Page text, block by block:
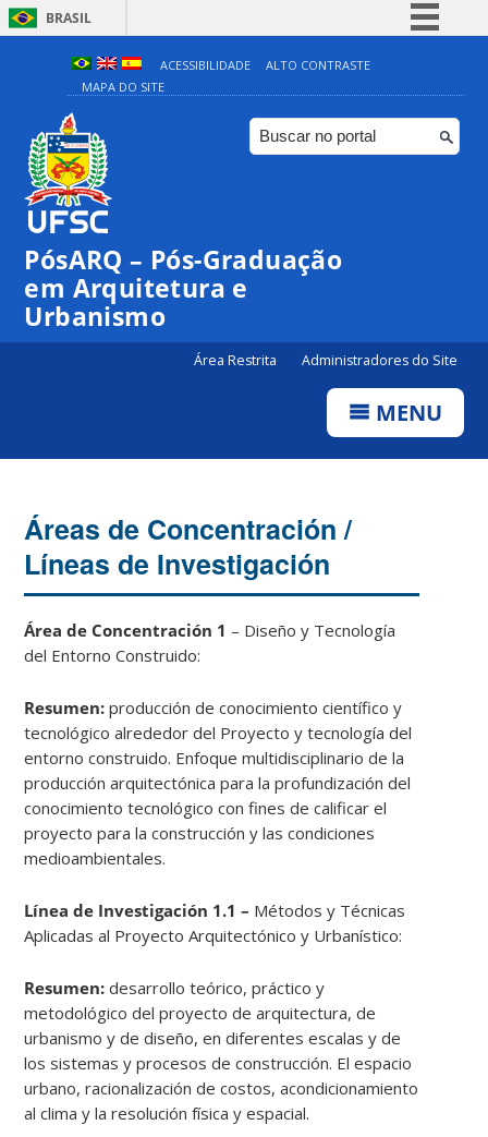
BRASIL
Simplifique!
Comunica BR
Participe
ACESSIBILIDADE
ALTO CONTRASTE
MAPA DO SITE
PósARQ – Pós-Graduação
em Arquitetura e
Urbanismo
Área Restrita Administradores do Site
MENU
Áreas de Concentración /
Líneas de Investigación
Área de Concentración 1 – Diseño y Tecnología
del Entorno Construido:
Resumen:producción de conocimiento científico y
tecnológico alrededor del Proyecto y tecnología del
entorno construido. Enfoque multidisciplinario de la
producción arquitectónica para la profundización del
conocimiento tecnológico con fines de calificar el
proyecto para la construcción y las condiciones
medioambientales.
Línea de Investigación 1.1 – Métodos y Técnicas
Aplicadas al Proyecto Arquitectónico y Urbanístico:
Resumen:desarrollo teórico, práctico y
metodológico del proyecto de arquitectura, de
urbanismo y de diseño, en diferentes escalas y de
los sistemas y procesos de construcción. El espacio
urbano, racionalización de costos, acondicionamiento
al clima y la resolución física y espacial.